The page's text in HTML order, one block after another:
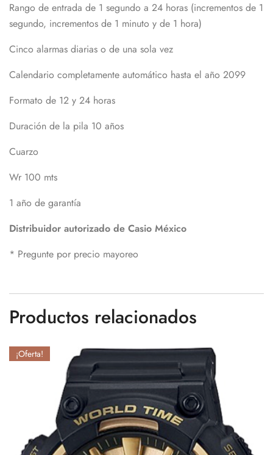
Rango de entrada de 1 segundo a 24 horas (incrementos de 1
segundo, incrementos de 1 minuto y de 1 hora)
Cinco alarmas diarias o de una sola vez
Calendario completamente automático hasta el año 2099
Formato de 12 y 24 horas
Duración de la pila 10 años
Cuarzo
Wr 100 mts
1 año de garantía
Distribuidor autorizado de Casio México
* Pregunte por precio mayoreo
Productos relacionados
¡Oferta!